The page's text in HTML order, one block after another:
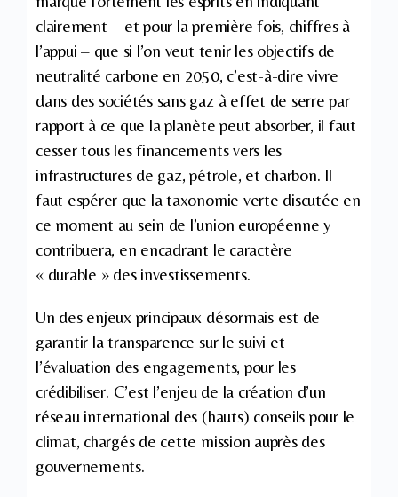
clairement – et pour la première fois, chiffres à
l’appui – que si l’on veut tenir les objectifs de
neutralité carbone en 2050, c’est-à-dire vivre
dans des sociétés sans gaz à effet de serre par
rapport à ce que la planète peut absorber, il faut
cesser tous les financements vers les
infrastructures de gaz, pétrole, et charbon. Il
faut espérer que la taxonomie verte discutée en
ce moment au sein de l’union européenne y
contribuera, en encadrant le caractère
« durable » des investissements.
Un des enjeux principaux désormais est de
garantir la transparence sur le suivi et
l’évaluation des engagements, pour les
crédibiliser. C’est l’enjeu de la création d’un
réseau international des (hauts) conseils pour le
climat, chargés de cette mission auprès des
gouvernements.